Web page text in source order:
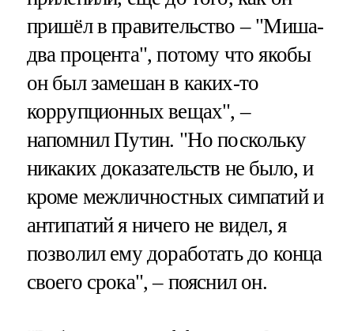
пришёл в правительство – "Миша-
два процента", потому что якобы
он был замешан в каких-то
коррупционных вещах", –
напомнил Путин. "Но поскольку
никаких доказательств не было, и
кроме межличностных симпатий и
антипатий я ничего не видел, я
позволил ему доработать до конца
своего срока", – пояснил он.